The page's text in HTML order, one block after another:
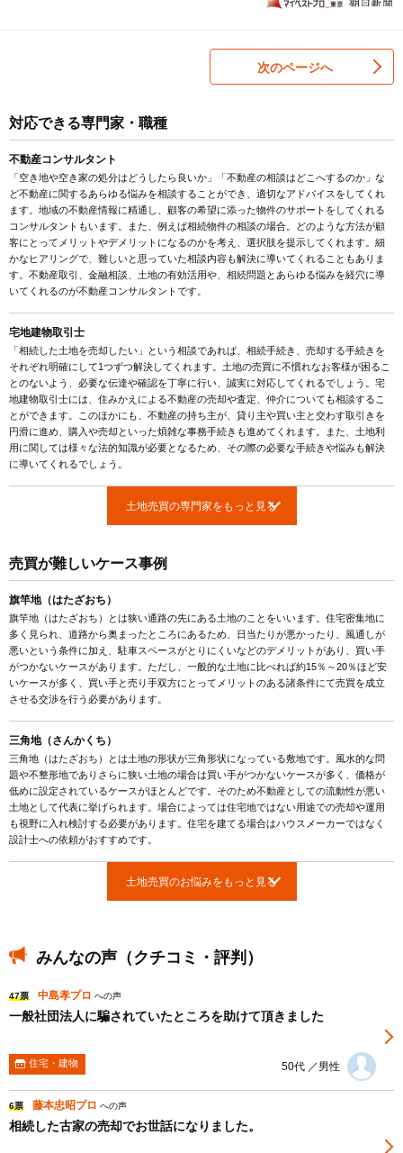
次のページへ
対応できる専門家・職種
不動産コンサルタント
「空き地や空き家の処分はどうしたら良いか」「不動産の相談はどこへするのか」な
ど不動産に関するあらゆる悩みを相談することができ、適切なアドバイスをしてくれ
ます。地域の不動産情報に精通し、顧客の希望に添った物件のサポートをしてくれる
コンサルタントもいます。また、例えば相続物件の相談の場合。どのような方法が顧
客にとってメリットやデメリットになるのかを考え、選択肢を提示してくれます。細
かなヒアリングで、難しいと思っていた相談内容も解決に導いてくれることもありま
す。不動産取引、金融相談、土地の有効活用や、相続問題とあらゆる悩みを経穴に導
いてくれるのが不動産コンサルタントです。
宅地建物取引士
「相続した土地を売却したい」という相談であれば、相続手続き、売却する手続きを
それぞれ明確にして1つずつ解決してくれます。土地の売買に不慣れなお客様が困るこ
とのないよう、必要な伝達や確認を丁寧に行い、誠実に対応してくれるでしょう。宅
地建物取引士には、住みかえによる不動産の売却や査定、仲介についても相談するこ
とができます。このほかにも、不動産の持ち主が、貸り主や買い主と交わす取引きを
円滑に進め、購入や売却といった煩雑な事務手続きも進めてくれます。また、土地利
用に関しては様々な法的知識が必要となるため、その際の必要な手続きや悩みも解決
に導いてくれるでしょう。
土地売買の専門家をもっと見る
売買が難しいケース事例
旗竿地（はたざおち）
旗竿地（はたざおち）とは狭い通路の先にある土地のことをいいます。住宅密集地に
多く見られ、道路から奥まったところにあるため、日当たりが悪かったり、風通しが
悪いという条件に加え、駐車スペースがとりにくいなどのデメリットがあり、買い手
がつかないケースがあります。ただし、一般的な土地に比べれば約15％～20％ほど安
いケースが多く、買い手と売り手双方にとってメリットのある諸条件にて売買を成立
させる交渉を行う必要があります。
三角地（さんかくち）
三角地（はたざおち）とは土地の形状が三角形状になっている敷地です。風水的な問
題や不整形地でありさらに狭い土地の場合は買い手がつかないケースが多く、価格が
低めに設定されているケースがほとんどです。そのため不動産としての流動性が悪い
土地として代表に挙げられます。場合によっては住宅地ではない用途での売却や運用
も視野に入れ検討する必要があります。住宅を建てる場合はハウスメーカーではなく
設計士への依頼がおすすめです。
土地売買のお悩みをもっと見る
みんなの声（クチコミ・評判）
47票 中島孝プロ への声
一般社団法人に騙されていたところを助けて頂きました
住宅・建物 50代 ／男性
6票 藤本忠昭プロ への声
相続した古家の売却でお世話になりました。